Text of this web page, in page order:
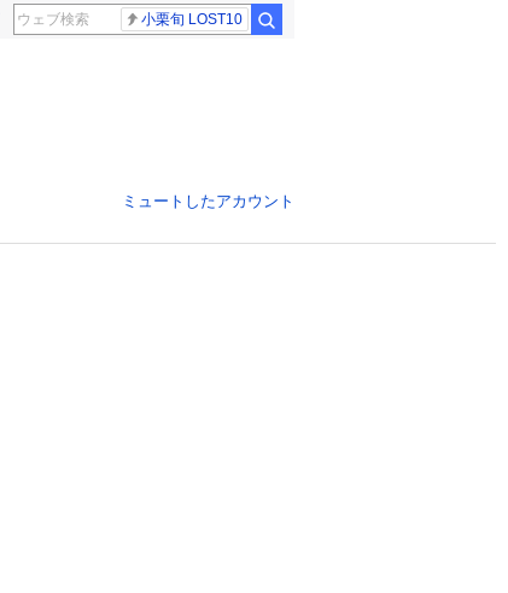
小栗旬 LOST10
ミュートしたアカウント